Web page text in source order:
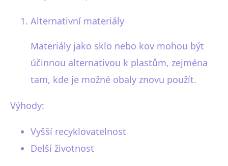
Alternativní materiály
Materiály jako sklo nebo kov mohou být
účinnou alternativou k plastům, zejména
tam, kde je možné obaly znovu použít.
Výhody:
Vyšší recyklovatelnost
Delší životnost